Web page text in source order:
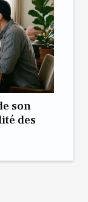
son
des